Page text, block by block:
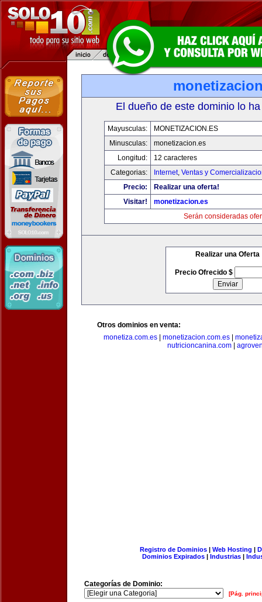
El dueño de este dominio lo
Mayusculas:
MONETIZACION.ES
Minusculas:
monetizacion.es
Longitud:
12 caracteres
Categorias:
Internet, Ventas y
Precio:
Realizar una oferta!
Visitar!
monetizacion.es
Serán consideradas
Realizar una Oferta
Precio Ofrecido $
Otros dominios en venta:
monetiza.com.es| monetizacion.com.es|
nutricioncanina.com
Registro de Dominios| Web Hosting |
Dominios Expirados | Industrias |
Categorías de Dominio:
[Pág.